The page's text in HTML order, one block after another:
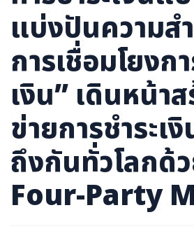
แบ่งปันความสำ
การเชื่อมโยงก
เงิน” เดินหน้า
ข่ายการชำระเ
ถึงกันทั่วโลกด้
Four-Party